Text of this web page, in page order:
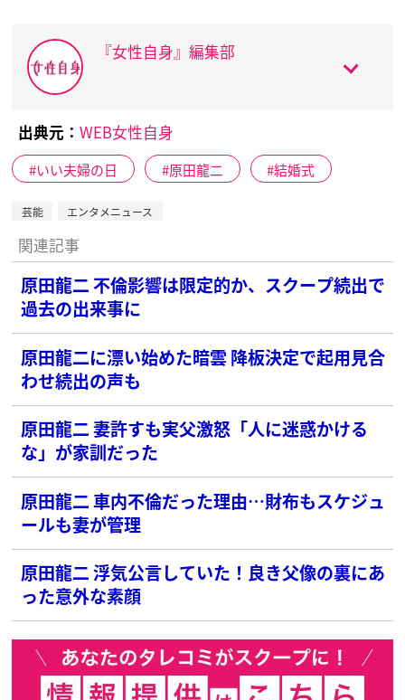
『女性自身』編集部
出典元： WEB女性自身
いい夫婦の日 原田龍二 結婚式
芸能 エンタメニュース
関連記事
原田龍二 不倫影響は限定的か、スクープ続出で
過去の出来事に
原田龍二に漂い始めた暗雲 降板決定で起用見合
わせ続出の声も
原田龍二 妻許すも実父激怒「人に迷惑かける
な」が家訓だった
原田龍二 車内不倫だった理由…財布もスケジュ
ールも妻が管理
原田龍二 浮気公言していた！良き父像の裏にあ
った意外な素顔